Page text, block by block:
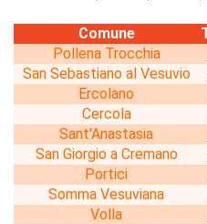
Comune
Pollena Trocchia
San Sebastiano al Vesuvio
Ercolano
Cercola
Sant'Anastasia
San Giorgio a Cremano
Portici
Somma Vesuviana
Volla